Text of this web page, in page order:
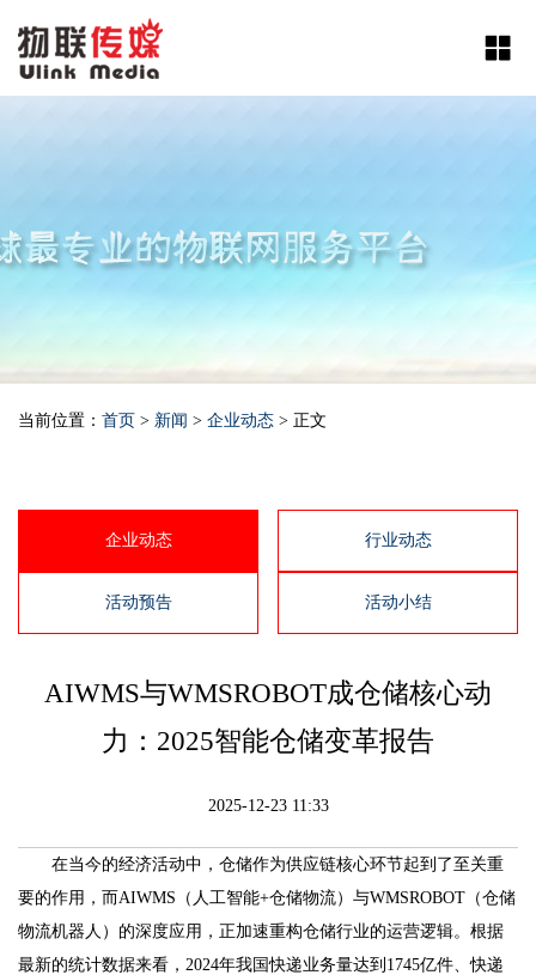
当前位置： 首页 > 新闻 > 企业动态 > 正文
企业动态 行业动态
活动预告 活动小结
AIWMS与WMSROBOT成仓储核心动
力：2025智能仓储变革报告
2025-12-23 11:33
在当今的经济活动中，仓储作为供应链核心环节起到了至关重
要的作用，而AIWMS（人工智能+仓储物流）与WMSROBOT（仓储
物流机器人）的深度应用，正加速重构仓储行业的运营逻辑。根据
最新的统计数据来看，2024年我国快递业务量达到1745亿件、快递